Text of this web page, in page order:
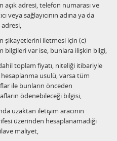
açık adresi, telefon numarası ve
veya sağlayıcının adına ya da
şikayetlerini iletmesi için (c)
bilgileri var ise, bunlara ilişkin bilgi,
toplam fiyatı, niteliği itibariyle
usulü, varsa tüm
ile bunların önceden
ödenebileceği bilgisi,
uzaktan iletişim aracının
üzerinden hesaplanamadığı
maliyet,